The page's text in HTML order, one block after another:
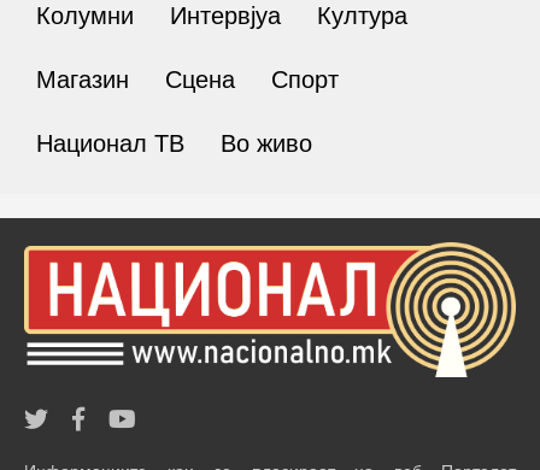
Колумни Интервјуа Култура
Магазин Сцена Спорт
Национал ТВ Во живо